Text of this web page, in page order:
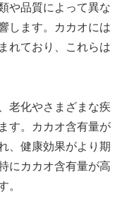
や品質によって異な
します。カカオには
れており、これらは
老化やさまざまな疾
す。カカオ含有量が
、健康効果がより期
にカカオ含有量が高
。